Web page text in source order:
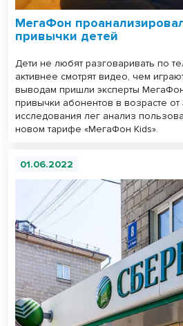
МегаФон
привычки детей
Дети не любят разговаривать по
активнее смотрят видео, чем
выводам пришли эксперты
привычки абонентов в возрасте от
исследования лег анализ
новом тарифе «МегаФон Kids».
01.06.2022